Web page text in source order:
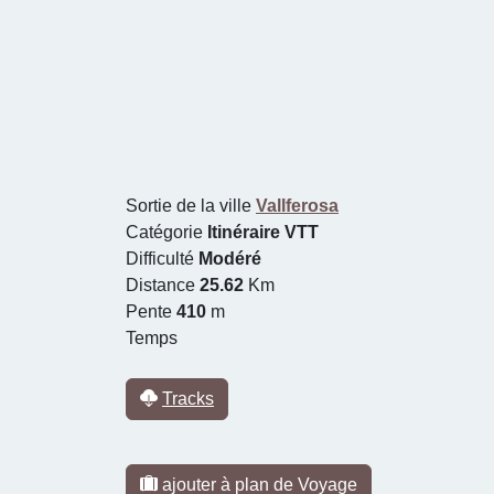
Sortie de la ville Vallferosa
Catégorie Itinéraire VTT
Difficulté Modéré
Distance 25.62 Km
Pente 410 m
Temps
Tracks
ajouter à plan de Voyage